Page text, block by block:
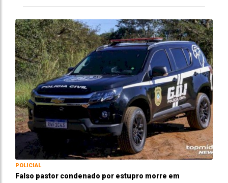
POLICIAL
Falso pastor condenado por estupro morre em